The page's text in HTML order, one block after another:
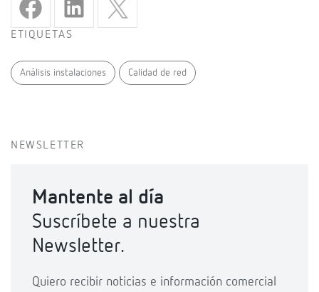
ETIQUETAS
Análisis instalaciones Calidad de red
NEWSLETTER
Mantente al día
Suscríbete a nuestra
Newsletter.
Quiero recibir noticias e información comercial